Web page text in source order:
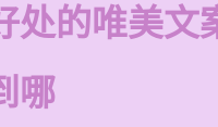
处的唯美文
哪